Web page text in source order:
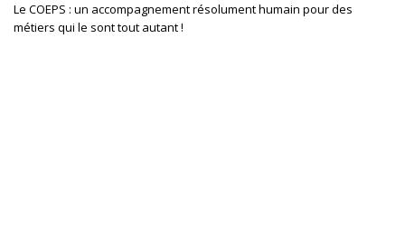
Le COEPS : un accompagnement résolument humain pour des
métiers qui le sont tout autant !